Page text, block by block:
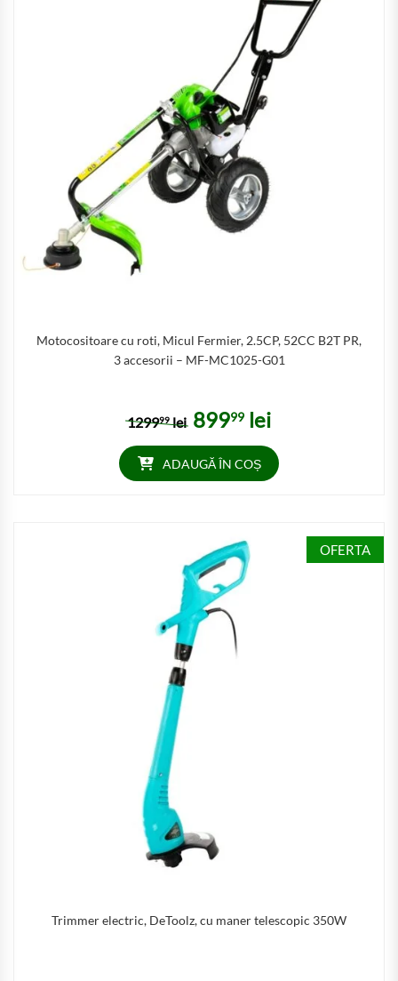
Motocositoare cu roti, Micul Fermier, 2.5CP, 52CC B2T PR,
3 accesorii – MF-MC1025-G01
129999 lei Prețul inițial a fost: 129999 lei.
89999 lei
ADAUGĂ ÎN COȘ
OFERTA
Trimmer electric, DeToolz, cu maner telescopic 350W